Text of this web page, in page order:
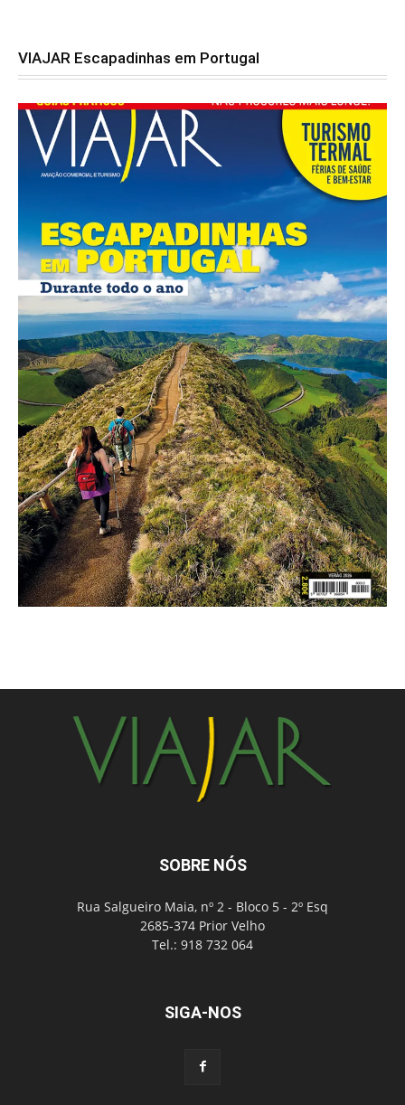
VIAJAR Escapadinhas em Portugal
SOBRE NÓS
Rua Salgueiro Maia, nº 2 - Bloco 5 - 2º Esq
2685-374 Prior Velho
Tel.: 918 732 064
SIGA-NOS